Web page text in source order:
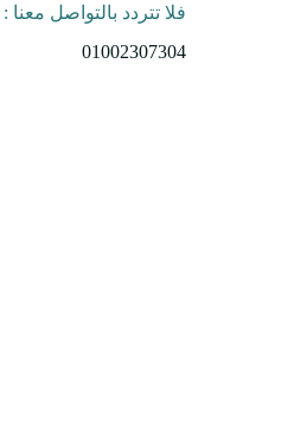
فلا تتردد بالتواصل معنا :
01002307304